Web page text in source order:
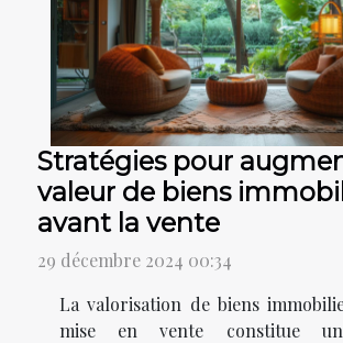
Stratégies pour
valeur de biens
avant la vente
29 décembre 2024 00:34
La valorisation de biens
mise en vente constitue